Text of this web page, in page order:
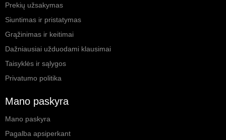
Prekių užsakymas
Siuntimas ir pristatymas
Grąžinimas ir keitimai
Dažniausiai užduodami klausimai
Taisyklės ir sąlygos
Privatumo politika
Mano paskyra
Mano paskyra
Pagalba apsiperkant